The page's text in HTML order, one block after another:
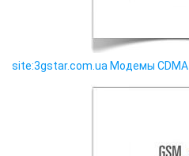
site:3gstar.com.ua Модемы CDMA